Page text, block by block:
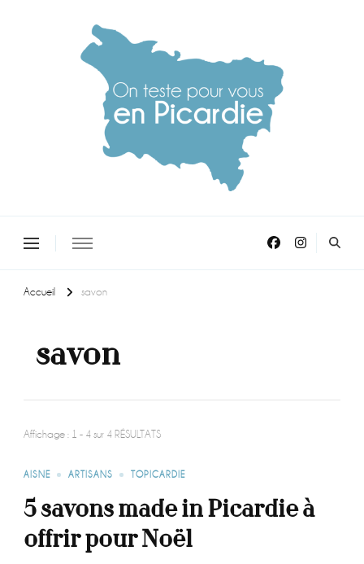
Accueil savon
savon
Affichage : 1 - 4 sur 4 RÉSULTATS
AISNE ARTISANS TOPICARDIE
5 savons made in Picardie à
offrir pour Noël